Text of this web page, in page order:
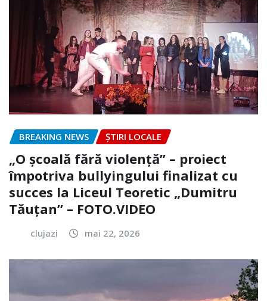
BREAKING NEWS ȘTIRI LOCALE
„O școală fără violență” – proiect
împotriva bullyingului finalizat cu
succes la Liceul Teoretic „Dumitru
Tăuțan” – FOTO.VIDEO
clujazi mai 22, 2026